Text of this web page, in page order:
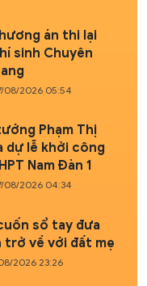
án thi lại
sinh Chuyên
08/2026 05:54
Phạm Thị
dự lễ khởi công
Nam Đàn 1
08/2026 04:34
sổ tay đưa
trở về với đất mẹ
2026 23:26